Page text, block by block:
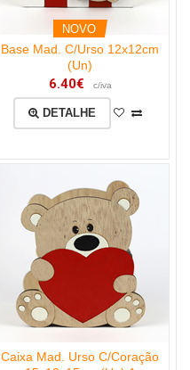
NOVO
Base Mad. C/Urso 12x12cm
(Un)
6.40€ c/iva
DETALHE
Caixa Mad. Urso C/Coração